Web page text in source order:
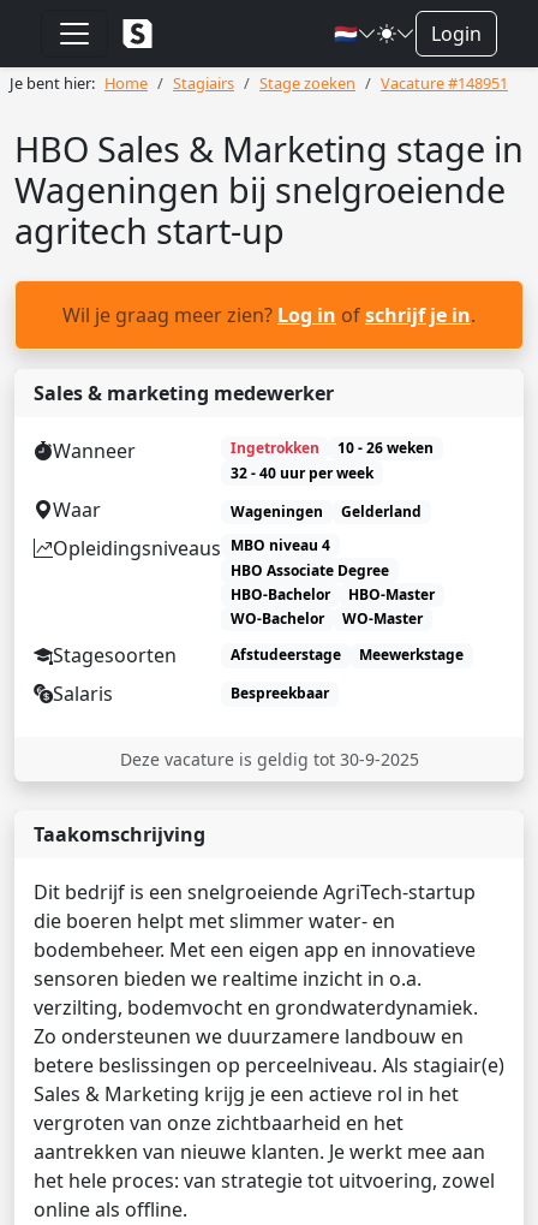
🇳🇱 Login
Je bent hier: Home Stagiairs Stage zoeken Vacature #148951
HBO Sales & Marketing stage in
Wageningen bij snelgroeiende
agritech start-up
Wil je graag meer zien? Log in ofschrijf je in.
Sales & marketing medewerker
Wanneer Ingetrokken
10 - 26 weken
32 - 40 uur per week
Waar Wageningen Gelderland
Opleidingsniveaus MBO niveau 4
HBO Associate Degree
HBO-Bachelor
HBO-Master
WO-Bachelor
WO-Master
Stagesoorten Afstudeerstage Meewerkstage
Salaris Bespreekbaar
Deze vacature is geldig tot 30-9-2025
Taakomschrijving
Dit bedrijf is een snelgroeiende AgriTech-startup
die boeren helpt met slimmer water- en
bodembeheer. Met een eigen app en innovatieve
sensoren bieden we realtime inzicht in o.a.
verzilting, bodemvocht en grondwaterdynamiek.
Zo ondersteunen we duurzamere landbouw en
betere beslissingen op perceelniveau. Als stagiair(e)
Sales & Marketing krijg je een actieve rol in het
vergroten van onze zichtbaarheid en het
aantrekken van nieuwe klanten. Je werkt mee aan
het hele proces: van strategie tot uitvoering, zowel
online als offline.